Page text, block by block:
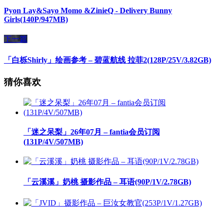
Pyon Lay&Sayo Momo &ZinieQ - Delivery Bunny
Girls(140P/947MB)
下一篇
「白栎Shirly」绘画参考 – 碧蓝航线 拉菲2(128P/25V/3.82GB)
猜你喜欢
「迷之呆梨」26年07月 – fantia会员订阅
(131P/4V/507MB)
「云溪溪」奶桃 摄影作品 – 耳语(90P/1V/2.78GB)